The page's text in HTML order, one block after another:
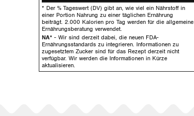
* Der % Tageswert (DV) gibt an, wie viel ein Nährstoff in
einer Portion Nahrung zu einer täglichen Ernährung
beiträgt. 2.000 Kalorien pro Tag werden für die allgemeine
Ernährungsberatung verwendet.
NA* - Wir sind derzeit dabei, die neuen FDA-
Ernährungsstandards zu integrieren. Informationen zu
zugesetztem Zucker sind für das Rezept derzeit nicht
verfügbar. Wir werden die Informationen in Kürze
aktualisieren.